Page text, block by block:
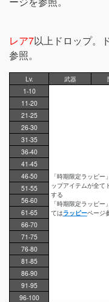
レア7以上ドロップ。
参照。
Lv. 武器
1-10
「時期限定ラッピー
ップアイテムが全て
する
「時期限定ラッピー
てはラッピーページ
11-20
21-25
26-30
31-35
36-40
41-45
46-50
51-55
56-60
61-65
66-70
71-75
76-80
81-85
86-90
91-95
96-100